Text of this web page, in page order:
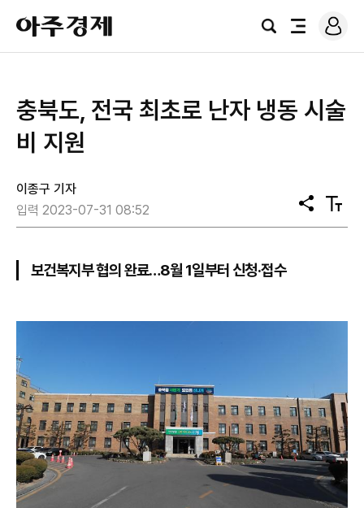
아
주
경
검
전
로
그
충북도, 전국 최초로 난자 냉동 시술
비 지원
이종구 기자
입력 2023-07-31 08:52
공
유
텍
스
보건복지부 협의 완료…8월 1일부터 신청·접수